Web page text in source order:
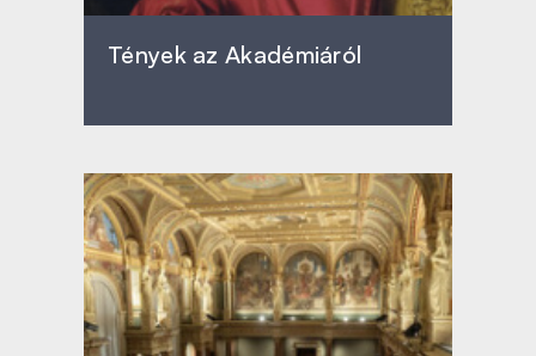
Tények az Akadémiáról